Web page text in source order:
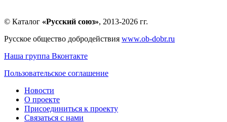
© Каталог «Русский союз», 2013-2026 гг.
Русское общество добродействия www.ob-dobr.ru
Наша группа Вконтакте
Пользовательское соглашение
Новости
О проекте
Присоединиться к проекту
Связаться с нами